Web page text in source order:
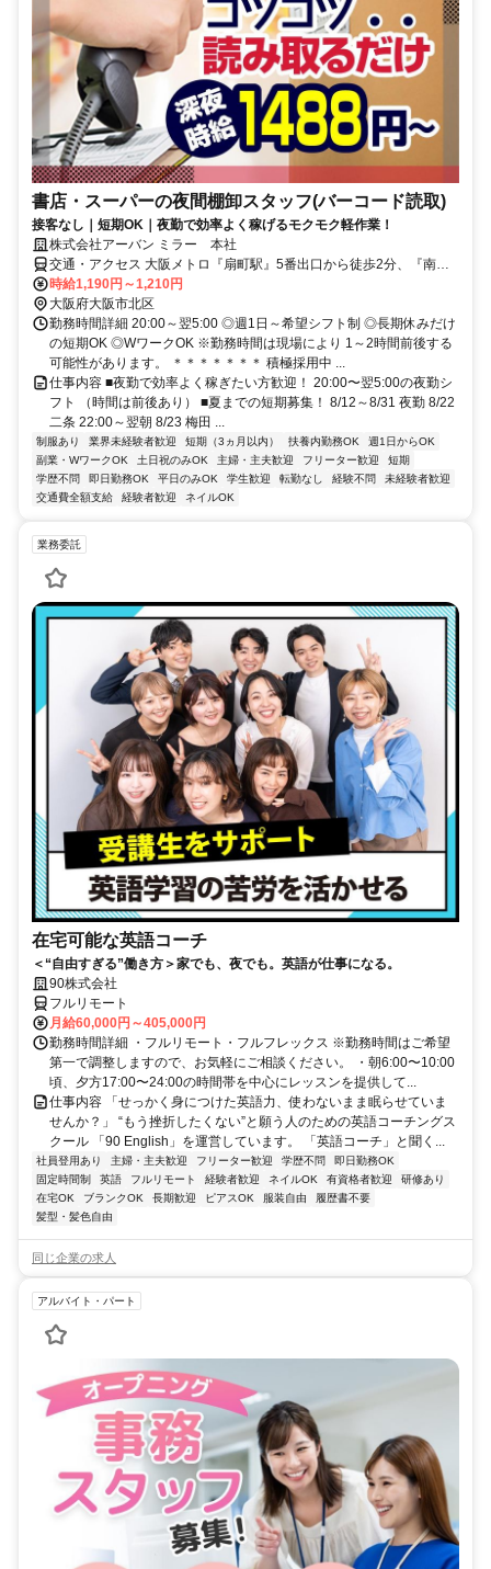
書店・スーパーの夜間棚卸スタッフ(バーコード読取)
接客なし｜短期OK｜夜勤で効率よく稼げるモクモク軽作業！
株式会社アーバン ミラー 本社
交通・アクセス 大阪メトロ『扇町駅』5番出口から徒歩2分、『南森
町駅』6番出口から徒歩6分、JR『天満駅』から徒歩7分 ★現場へは
直行直帰
時給1,190円～1,210円
大阪府大阪市北区
勤務時間詳細 20:00～翌5:00 ◎週1日～希望シフト制 ◎長期休みだけ
の短期OK ◎WワークOK ※勤務時間は現場により 1～2時間前後する
可能性があります。 ＊＊＊＊＊＊＊ 積極採用中 ...
仕事内容 ■夜勤で効率よく稼ぎたい方歓迎！ 20:00〜翌5:00の夜勤シ
フト （時間は前後あり） ■夏までの短期募集！ 8/12～8/31 夜勤 8/22
二条 22:00～翌朝 8/23 梅田 ...
制服あり 業界未経験者歓迎 短期（3ヵ月以内） 扶養内勤務OK
週1日からOK
副業・WワークOK
土日祝のみOK 主婦・主夫歓迎 フリーター歓迎
短期
学歴不問
即日勤務OK 平日のみOK 学生歓迎 転勤なし 経験不問
未経験者歓迎
交通費全額支給
経験者歓迎 ネイルOK
業務委託
在宅可能な英語コーチ
＜“自由すぎる”働き方＞家でも、夜でも。英語が仕事になる。
90株式会社
フルリモート
月給60,000円～405,000円
勤務時間詳細 ・フルリモート・フルフレックス ※勤務時間はご希望
第一で調整しますので、お気軽にご相談ください。 ・朝6:00〜10:00
頃、夕方17:00〜24:00の時間帯を中心にレッスンを提供して...
仕事内容 「せっかく身につけた英語力、使わないまま眠らせていま
せんか？」 “もう挫折したくない”と願う人のための英語コーチングス
クール 「90 English」を運営しています。 「英語コーチ」と聞く...
社員登用あり 主婦・主夫歓迎 フリーター歓迎 学歴不問
即日勤務OK
固定時間制
英語 フルリモート 経験者歓迎 ネイルOK 有資格者歓迎
研修あり
在宅OK
ブランクOK 長期歓迎 ピアスOK 服装自由
履歴書不要
髪型・髪色自由
同じ企業の求人
アルバイト・パート